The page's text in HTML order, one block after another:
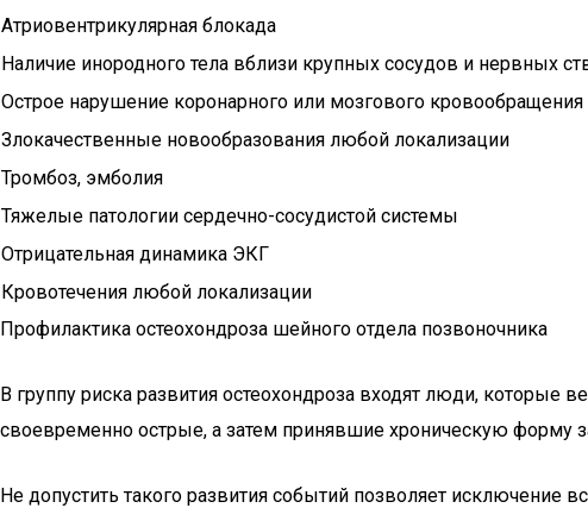
Атриовентрикулярная блокада
Наличие инородного тела вблизи крупных сосудов и нервных
Острое нарушение коронарного или мозгового кровообращения
Злокачественные новообразования любой локализации
Тромбоз, эмболия
Тяжелые патологии сердечно-сосудистой системы
Отрицательная динамика ЭКГ
Кровотечения любой локализации
Профилактика остеохондроза шейного отдела позвоночника
В группу риска развития остеохондроза входят люди,
своевременно острые, а затем принявшие хроническую форму
Не допустить такого развития событий позволяет